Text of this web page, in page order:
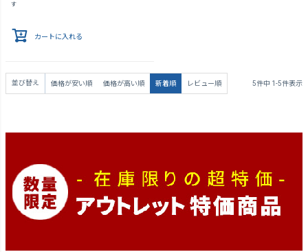
す
カートに入れる
並び替え 価格が安い順 価格が高い順 新着順 レビュー順 5件中 1 -5件表示